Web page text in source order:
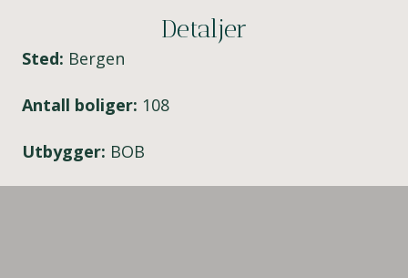
Detaljer
Sted: Bergen
Antall boliger: 108
Utbygger: BOB